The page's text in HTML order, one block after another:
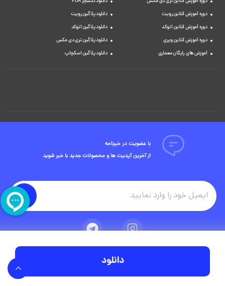
دانلود
دوره آموزش آنلاین رویت
دوره آموزش آنلاین اتوکد
دوره آموزش آنلاین ویری
آموزش های رایگان معماری
دانلود پلاگین رویت
دانلود پلاگین اتوکد
دانلود پلاگین تری دی مکس
دانلود پلاگین اسکچاپ
با عضویت در خبرنامه
از آخرین آپدیت ها و محصولات جدید با خبر شوید
تمامی حقوق مادی و معنوی این وبسایت متعلق به شرکت ویوید ویژوال است.